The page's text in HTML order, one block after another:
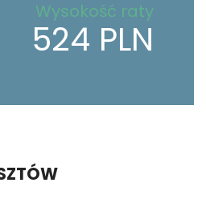
Wysokość raty
524 PLN